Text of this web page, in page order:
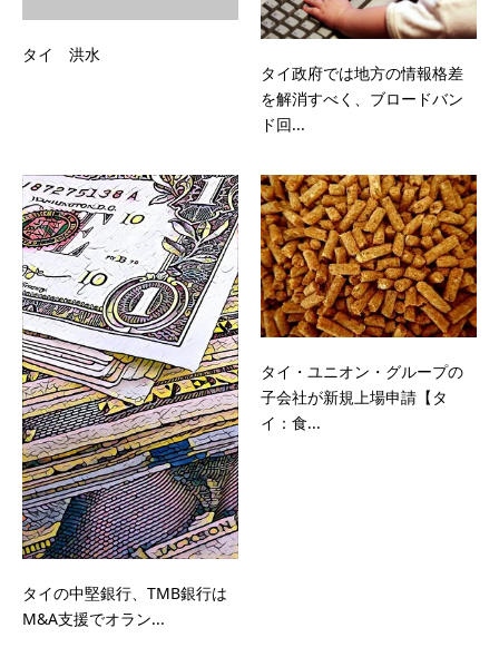
タイ 洪水
タイ政府では地方の情報格差
を解消すべく、ブロードバン
ド回...
タイの中堅銀行、TMB銀行は
M&A支援でオラン...
タイ・ユニオン・グループの
子会社が新規上場申請【タ
イ：食...